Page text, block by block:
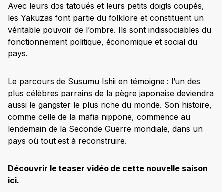
Avec leurs dos tatoués et leurs petits doigts coupés,
les Yakuzas font partie du folklore et constituent un
véritable pouvoir de l’ombre. Ils sont indissociables du
fonctionnement politique, économique et social du
pays.
Le parcours de Susumu Ishii en témoigne : l’un des
plus célèbres parrains de la pègre japonaise deviendra
aussi le gangster le plus riche du monde. Son histoire,
comme celle de la mafia nippone, commence au
lendemain de la Seconde Guerre mondiale, dans un
pays où tout est à reconstruire.
Découvrir le teaser vidéo de cette nouvelle saison
ici.